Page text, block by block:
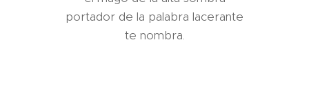
portador de la palabra lacerante
te nombra.